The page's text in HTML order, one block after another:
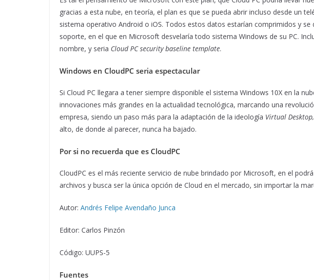
gracias a esta nube, en teoría, el plan es que se pueda abrir incluso desde un
sistema operativo Android o iOS. Todos estos datos estarían comprimidos y se
soporte, en el que en Microsoft desvelaría todo sistema Windows de su PC.
nombre, y seria Cloud PC security baseline template.
Windows en CloudPC seria espectacular
Si Cloud PC llegara a tener siempre disponible el sistema Windows 10X en la
innovaciones más grandes en la actualidad tecnológica, marcando una
empresa, siendo un paso más para la adaptación de la ideología Virtual Desktop,
alto, de donde al parecer, nunca ha bajado.
Por si no recuerda que es CloudPC
CloudPC es el más reciente servicio de nube brindado por Microsoft, en el
archivos y busca ser la única opción de Cloud en el mercado, sin importar la
Autor: Andrés Felipe Avendaño Junca
Editor: Carlos Pinzón
Código: UUPS-5
Fuentes